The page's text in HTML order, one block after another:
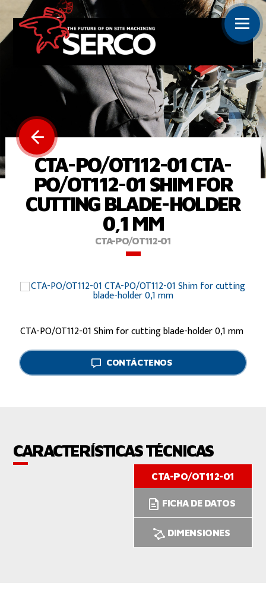
CTA-PO/OT112-01 CTA-
PO/OT112-01 SHIM FOR
CUTTING BLADE-HOLDER
0,1 MM
CTA-PO/OT112-01
CTA-PO/OT112-01 Shim for cutting blade-holder 0,1 mm
CONTÁCTENOS
CARACTERÍSTICAS TÉCNICAS
CTA-PO/OT112-01
FICHA DE DATOS
DIMENSIONES